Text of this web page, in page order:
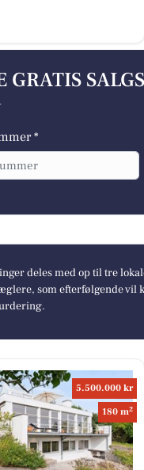
GRATIS
*
deles med op til tre
som efterfølgende vil
5.500.000 kr
180 m2